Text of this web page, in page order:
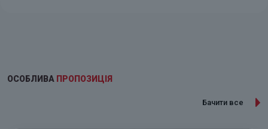
ОСОБЛИВА ПРОПОЗИЦІЯ
Бачити все